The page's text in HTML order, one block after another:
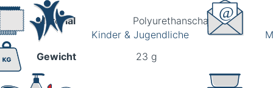
Kinder & Jugendliche
Material Polyurethanschaum
Gewicht 23 g